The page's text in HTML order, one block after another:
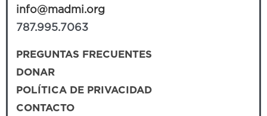
info@madmi.org
787.995.7063
PREGUNTAS FRECUENTES
DONAR
POLÍTICA DE PRIVACIDAD
CONTACTO